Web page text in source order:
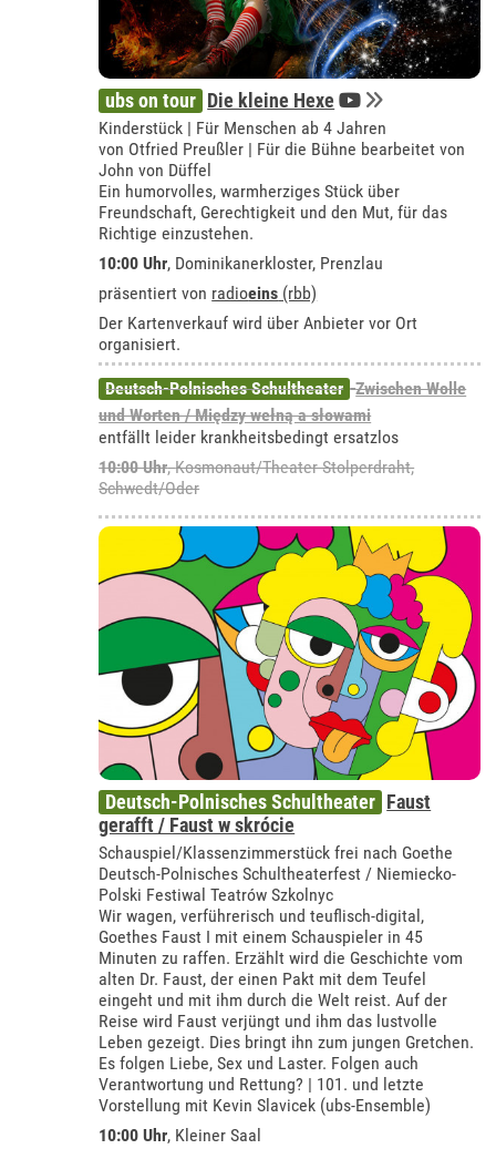
ubs on tour Die kleine Hexe
Kinderstück | Für Menschen ab 4 Jahren
von Otfried Preußler | Für die Bühne bearbeitet von
John von Düffel
Ein humorvolles, warmherziges Stück über
Freundschaft, Gerechtigkeit und den Mut, für das
Richtige einzustehen.
10:00 Uhr, Dominikanerkloster, Prenzlau
präsentiert von radioeins (rbb)
Der Kartenverkauf wird über Anbieter vor Ort
organisiert.
Deutsch-Polnisches Schultheater Zwischen Wolle
und Worten / Między wełną a słowami
entfällt leider krankheitsbedingt ersatzlos
10:00 Uhr,Kosmonaut/Theater Stolperdraht,
Schwedt/Oder
Deutsch-Polnisches Schultheater Faust
gerafft / Faust w skrócie
Schauspiel/Klassenzimmerstück frei nach Goethe
Deutsch-Polnisches Schultheaterfest / Niemiecko-
Polski Festiwal Teatrów Szkolnyc
Wir wagen, verführerisch und teuflisch-digital,
Goethes Faust I mit einem Schauspieler in 45
Minuten zu raffen. Erzählt wird die Geschichte vom
alten Dr. Faust, der einen Pakt mit dem Teufel
eingeht und mit ihm durch die Welt reist. Auf der
Reise wird Faust verjüngt und ihm das lustvolle
Leben gezeigt. Dies bringt ihn zum jungen Gretchen.
Es folgen Liebe, Sex und Laster. Folgen auch
Verantwortung und Rettung? | 101. und letzte
Vorstellung mit Kevin Slavicek (ubs-Ensemble)
10:00 Uhr, Kleiner Saal